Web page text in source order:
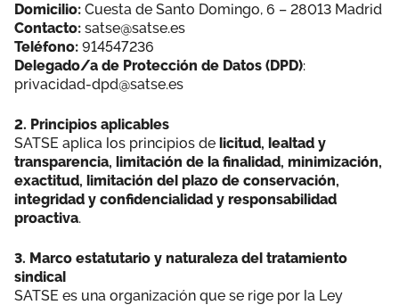
Espacio profesional
Domicilio: Cuesta de Santo Domingo, 6 – 28013 Madrid
Contacto: satse@satse.es
Teléfono: 914547236
Delegado/a de Protección de Datos (DPD):
privacidad-dpd@satse.es
2. Principios aplicables
SATSE aplica los principios de licitud, lealtad y
transparencia, limitación de la finalidad, minimización,
exactitud, limitación del plazo de conservación,
integridad y confidencialidad y responsabilidad
proactiva.
3. Marco estatutario y naturaleza del tratamiento
sindical
SATSE es una organización que se rige por la Ley